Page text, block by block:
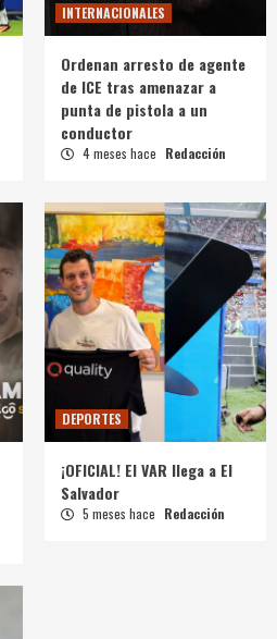
INTERNACIONALES
Ordenan arresto de agente
de ICE tras amenazar a
punta de pistola a un
conductor
4 meses hace Redacción
DEPORTES
¡OFICIAL! El VAR llega a El
Salvador
5 meses hace Redacción